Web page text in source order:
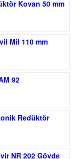
Kovan 50 mm
Mil 110 mm
92
Redüktör
NR 202 Gövde